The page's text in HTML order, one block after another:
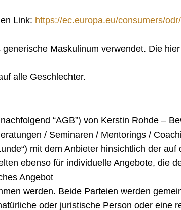
Link: https://ec.europa.eu/consumers/
Maskulinum verwendet. Die
alle Geschlechter.
“AGB”) von Kerstin Rohde –
/ Seminaren / Mentorings /
mit dem Anbieter hinsichtlich der
ebenso für individuelle Angebote, die
Angebot
werden. Beide Parteien werden
oder juristische Person oder eine